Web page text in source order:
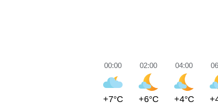
00:00
+7°C
02:00
+6°C
04:00
+4°C